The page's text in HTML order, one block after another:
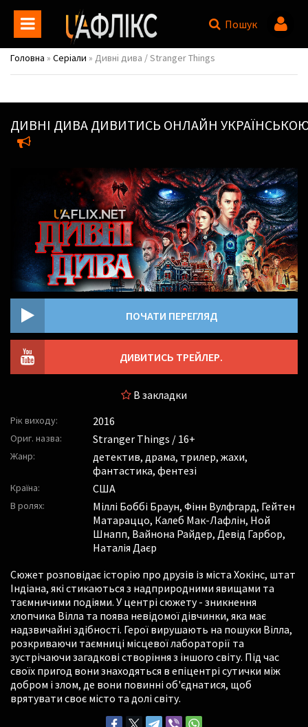
Пошук
Головна » Серіали » Дивні дива / Stranger Things
ДИВНІ ДИВА ДИВИТИСЬ ОНЛАЙН
ПОЧАТИ ПЕРЕГЛЯД
ДИВИТИСЬ ТРЕЙЛЕР.
В закладки
Рік виходу: 2016
Ориг. назва: Stranger Things / 16+
Жанр:
детектив, драма, трилер, жахи,
фантастика, фентезі
Країна: США
В ролях: Міллі Боббі Браун, Фінн Вулфгард, Гейтен
Матараццо, Калеб Мак-Лафлін, Ной
Шнапп, Вайнона Райдер, Девід Гарбор,
Наталія Даєр
Сюжет розповідає історію про друзів із міста Хокінс, штат
Індіана, які стикаються з надприродними явищами та
таємничими подіями. У центрі сюжету - зникнення
хлопчика Вілла та поява невідомої дівчинки, яка має
надзвичайні здібності. Герої вирушають на пошуки Вілла,
розкриваючи таємниці місцевої лабораторії та
зустрічаючи загадкові створіння з іншого світу. Під час
своїх пригод вони знаходяться в епіцентрі сутички між
добром і злом, де вони повинні об'єднатися, щоб
врятувати своє місто та долі світу.